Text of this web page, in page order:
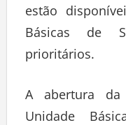
estão
Básicas de
prioritários.
A abertura da
Unidade